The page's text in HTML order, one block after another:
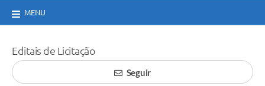
MENU
Editais de Licitação
Seguir